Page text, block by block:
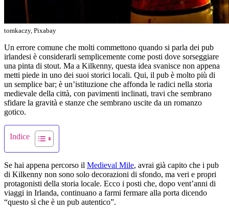
tomkaczy, Pixabay
Un errore comune che molti commettono quando si parla dei pub
irlandesi è considerarli semplicemente come posti dove sorseggiare
una pinta di stout. Ma a Kilkenny, questa idea svanisce non appena
metti piede in uno dei suoi storici locali. Qui, il pub è molto più di
un semplice bar; è un’istituzione che affonda le radici nella storia
medievale della città, con pavimenti inclinati, travi che sembrano
sfidare la gravità e stanze che sembrano uscite da un romanzo
gotico.
Indice
Se hai appena percorso il Medieval Mile, avrai già capito che i pub
di Kilkenny non sono solo decorazioni di sfondo, ma veri e propri
protagonisti della storia locale. Ecco i posti che, dopo vent’anni di
viaggi in Irlanda, continuano a farmi fermare alla porta dicendo
“questo sì che è un pub autentico”.